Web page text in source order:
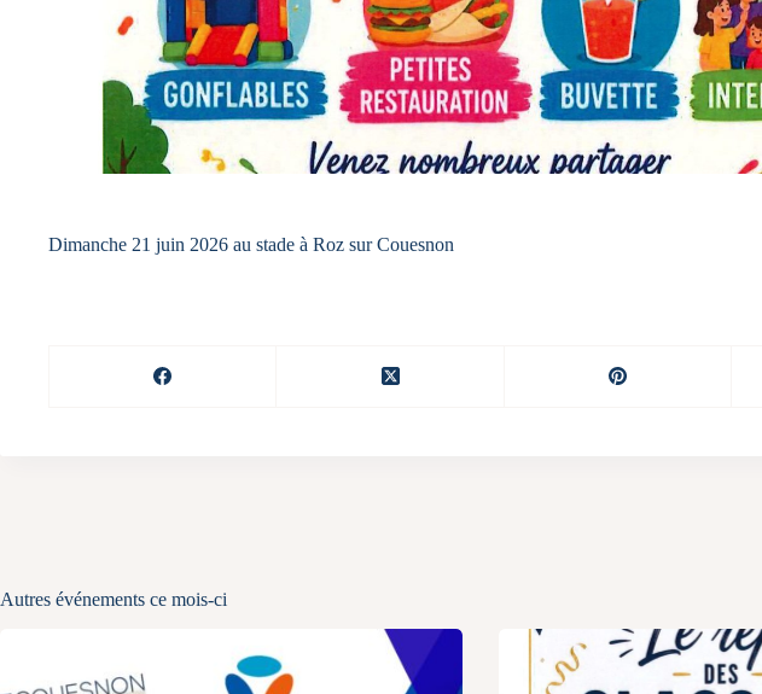
Dimanche 21 juin 2026 au stade à Roz sur Couesnon
Autres événements ce mois-ci